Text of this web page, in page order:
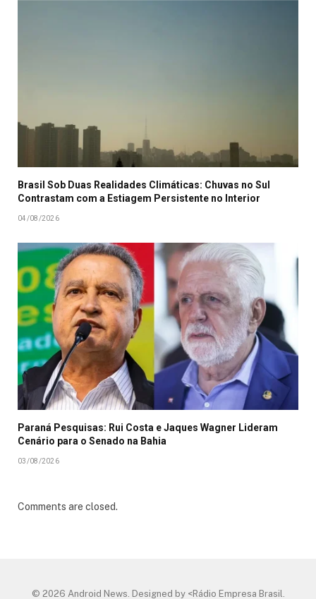
Brasil Sob Duas Realidades Climáticas: Chuvas no Sul
Contrastam com a Estiagem Persistente no Interior
04/08/2026
Paraná Pesquisas: Rui Costa e Jaques Wagner Lideram
Cenário para o Senado na Bahia
03/08/2026
Comments are closed.
© 2026 Android News. Designed by <Rádio Empresa Brasil.